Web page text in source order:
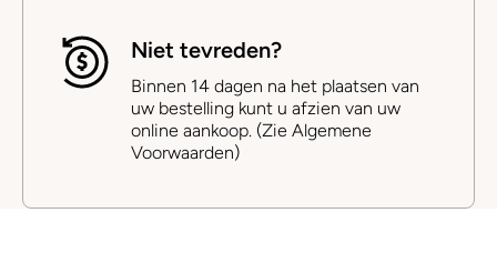
Niet tevreden?
Binnen 14 dagen na het plaatsen van
uw bestelling kunt u afzien van uw
online aankoop. (Zie Algemene
Voorwaarden)